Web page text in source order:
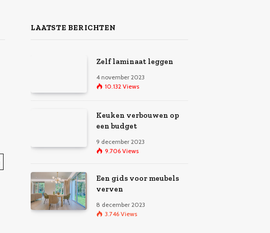
LAATSTE BERICHTEN
Zelf laminaat leggen
4 november 2023
10.132 Views
Keuken verbouwen op
een budget
9 december 2023
9.706 Views
Een gids voor meubels
verven
8 december 2023
3.746 Views